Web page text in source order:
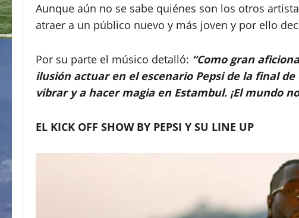
Aunque aún no se sabe quiénes son los otros
atraer a un público nuevo y más joven y por ello
Por su parte el músico detalló: “Como gran
ilusión actuar en el escenario Pepsi de la final de
vibrar y a hacer magia en Estambul. ¡El mundo
EL KICK OFF SHOW BY PEPSI Y SU LINE UP